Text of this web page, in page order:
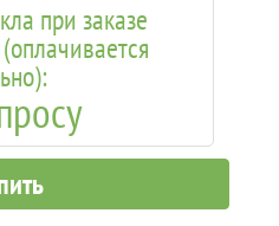
при заказе